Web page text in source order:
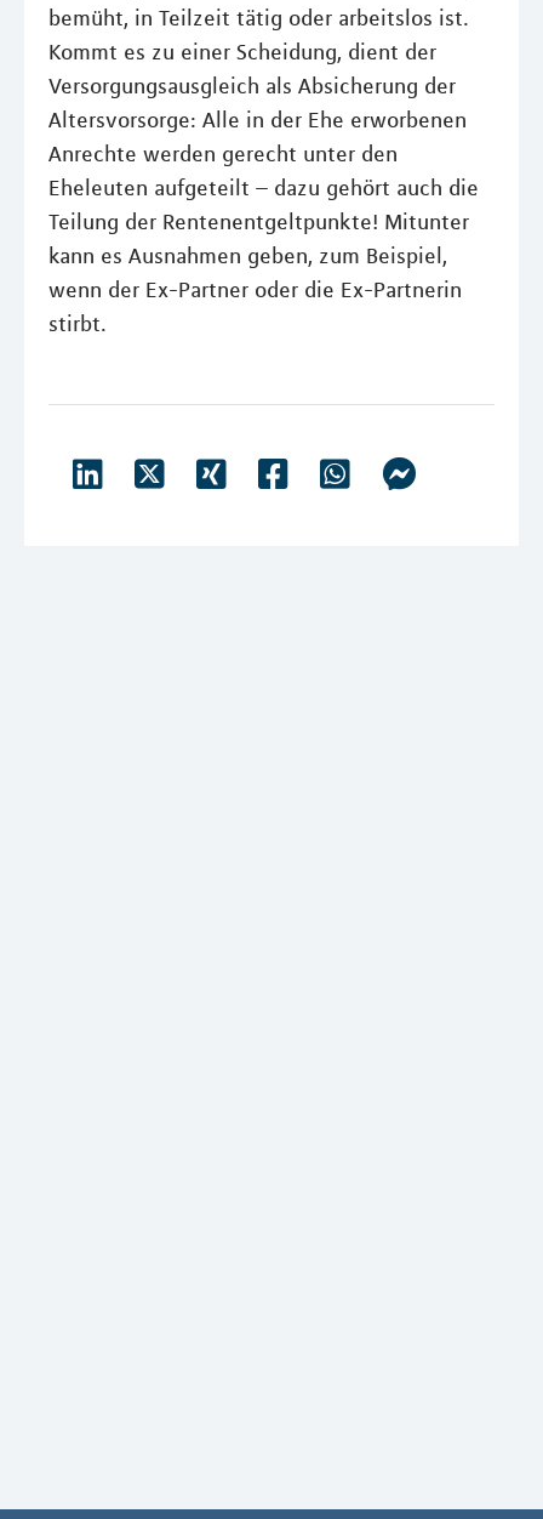
bemüht, in Teilzeit tätig oder arbeitslos ist.
Kommt es zu einer Scheidung, dient der
Versorgungsausgleich als Absicherung der
Altersvorsorge: Alle in der Ehe erworbenen
Anrechte werden gerecht unter den
Eheleuten aufgeteilt – dazu gehört auch die
Teilung der Rentenentgeltpunkte! Mitunter
kann es Ausnahmen geben, zum Beispiel,
wenn der Ex-Partner oder die Ex-Partnerin
stirbt.